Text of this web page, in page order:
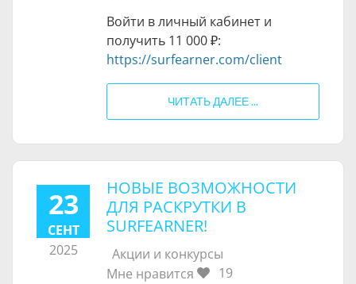
Войти в личный кабинет и
получить 11 000 ₽:
https://surfearner.com/client
ЧИТАТЬ ДАЛЕЕ ...
23
СЕНТ
2025
НОВЫЕ ВОЗМОЖНОСТИ
ДЛЯ РАСКРУТКИ В
SURFEARNER!
Акции и конкурсы
Мне нравится
19